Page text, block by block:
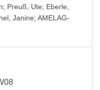
; Preuß, Ute; Eberle,
Janine; AMELAG-